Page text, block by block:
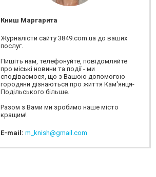
Книш Маргарита
Журналісти сайту 3849.com.ua до ваших
послуг.
Пишіть нам, телефонуйте, повідомляйте
про міські новини та події - ми
сподіваємося, що з Вашою допомогою
городяни дізнаються про життя Кам'янця-
Подільського більше.
Разом з Вами ми зробимо наше місто
кращим!
E-mail: m_knish@gmail.com